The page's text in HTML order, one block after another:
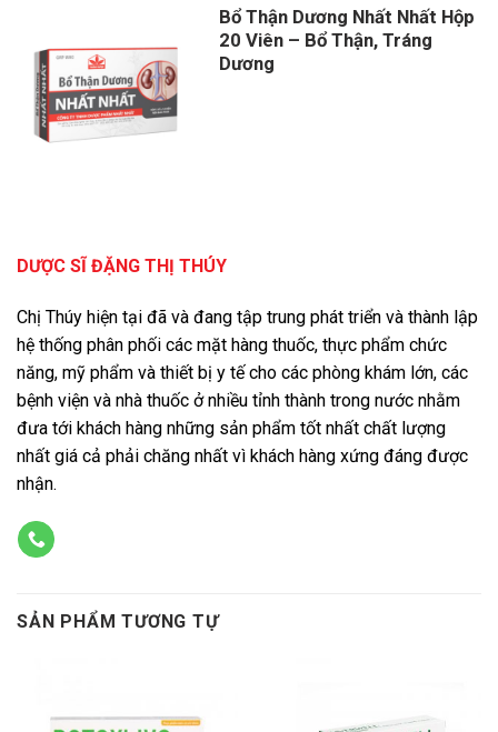
Bổ Thận Dương Nhất Nhất Hộp
20 Viên – Bổ Thận, Tráng
Dương
DƯỢC SĨ ĐẶNG THỊ THÚY
Chị Thúy hiện tại đã và đang tập trung phát triển và thành lập
hệ thống phân phối các mặt hàng thuốc, thực phẩm chức
năng, mỹ phẩm và thiết bị y tế cho các phòng khám lớn, các
bệnh viện và nhà thuốc ở nhiều tỉnh thành trong nước nhằm
đưa tới khách hàng những sản phẩm tốt nhất chất lượng
nhất giá cả phải chăng nhất vì khách hàng xứng đáng được
nhận.
SẢN PHẨM TƯƠNG TỰ